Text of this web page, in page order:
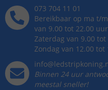
073 704 11 01
Bereikbaar op ma t/
van 9.00 tot 22.00 uur
Zaterdag van 9.00
Zondag van 12.00 tot
Binnen 24 uur
meestal sneller!